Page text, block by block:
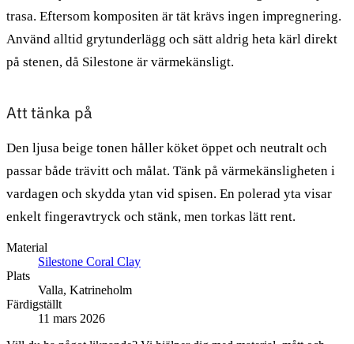
trasa. Eftersom kompositen är tät krävs ingen impregnering.
Använd alltid grytunderlägg och sätt aldrig heta kärl direkt
på stenen, då Silestone är värmekänsligt.
Att tänka på
Den ljusa beige tonen håller köket öppet och neutralt och
passar både trävitt och målat. Tänk på värmekänsligheten i
vardagen och skydda ytan vid spisen. En polerad yta visar
enkelt fingeravtryck och stänk, men torkas lätt rent.
Material
Silestone Coral Clay
Plats
Valla, Katrineholm
Färdigställt
11 mars 2026